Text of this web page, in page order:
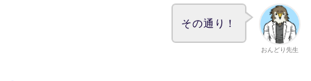
おんどり先生
その通り！